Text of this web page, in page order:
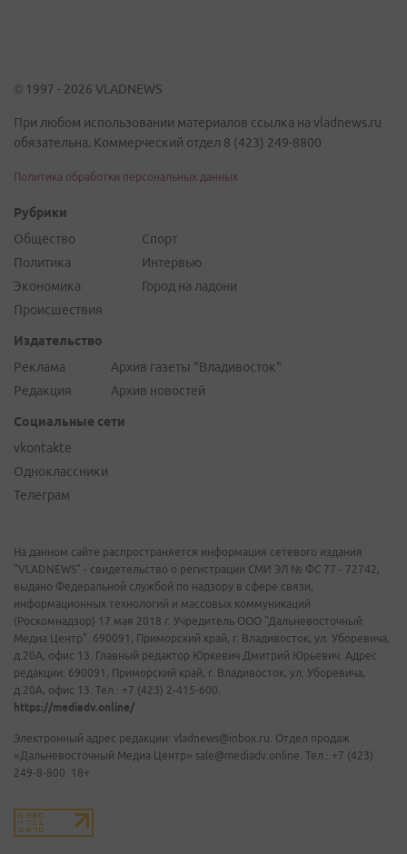
© 1997 - 2026 VLADNEWS
При любом использовании материалов ссылка на vladnews.ru
обязательна. Коммерческий отдел 8 (423) 249-8800
Политика обработки персональных данных
Рубрики
Общество
Политика
Экономика
Происшествия
Спорт
Интервью
Город на ладони
Издательство
Реклама
Редакция
Архив газеты "Владивосток"
Архив новостей
Социальные сети
vkontakte
Одноклассники
Телеграм
На данном сайте распространяется информация сетевого издания
"VLADNEWS" - свидетельство о регистрации СМИ ЭЛ № ФС 77 - 72742,
выдано Федеральной службой по надзору в сфере связи,
информационных технологий и массовых коммуникаций
(Роскомнадзор) 17 мая 2018 г. Учредитель ООО "Дальневосточный
Медиа Центр". 690091, Приморский край, г. Владивосток, ул. Уборевича,
д.20А, офис 13. Главный редактор Юркевич Дмитрий Юрьевич. Адрес
редакции: 690091, Приморский край, г. Владивосток, ул. Уборевича,
д.20А, офис 13. Тел.: +7 (423) 2-415-600.
https://mediadv.online/
Электронный адрес редакции: vladnews@inbox.ru. Отдел продаж
«Дальневосточный Медиа Центр» sale@mediadv.online. Тел.: +7 (423)
249-8-800. 18+